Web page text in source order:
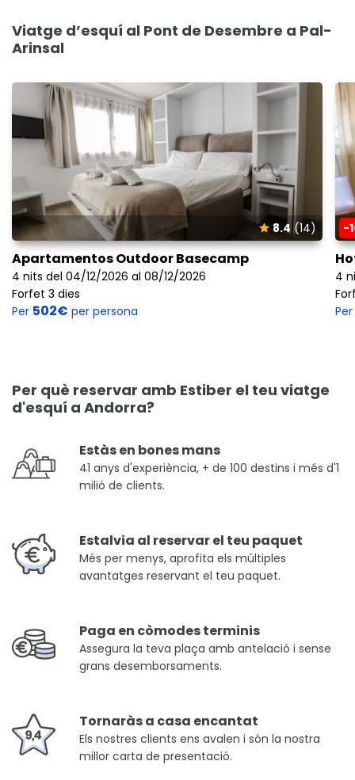
Viatge d’esquí al Pont de Desembre a Pal-
Arinsal
8.4(14)
Apartamentos Outdoor Basecamp
4 nits del 04/12/2026 al 08/12/2026
Forfet 3 dies
Per 502€ per persona
-
4
Per
Per què reservar amb Estiber el teu viatge
d'esquí a Andorra?
Estàs en bones mans
41 anys d'experiència, + de 100 destins i més d'1
milió de clients.
Estalvia al reservar el teu paquet
Més per menys, aprofita els múltiples
avantatges reservant el teu paquet.
Paga en còmodes terminis
Assegura la teva plaça amb antelació i sense
grans desemborsaments.
Tornaràs a casa encantat
Els nostres clients ens avalen i són la nostra
millor carta de presentació.